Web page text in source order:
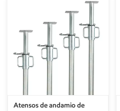
Atensos de andamio de